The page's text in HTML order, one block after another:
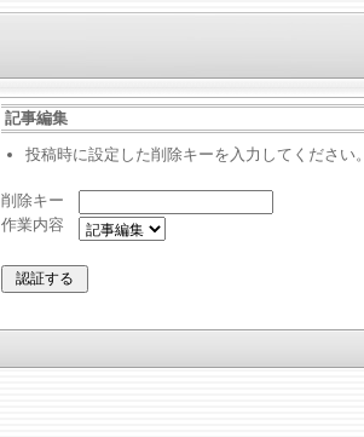
記事編集
投稿時に設定した削除キーを入力してください。
削除キー
作業内容